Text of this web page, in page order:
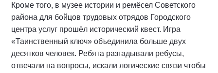
Кроме того, в музее истории и ремёсел Советского
района для бойцов трудовых отрядов Городского
центра услуг прошёл исторический квест. Игра
«Таинственный ключ» объединила больше двух
десятков человек. Ребята разгадывали ребусы,
отвечали на вопросы, искали логические связи чтобы